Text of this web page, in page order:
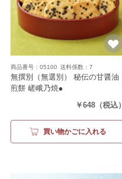
商品番号：05100 送料係数：7
無撰別（無選別） 秘伝の甘醤油
煎餅 嵯峨乃焼●
￥648 （税込）
買い物かごに入れる